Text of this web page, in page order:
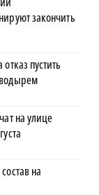
закончить
пустить
на улице
на